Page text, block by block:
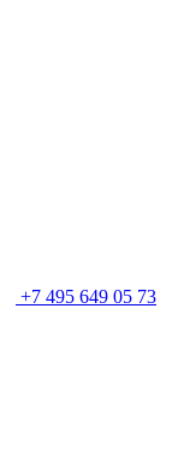
+7 495 649 05 73